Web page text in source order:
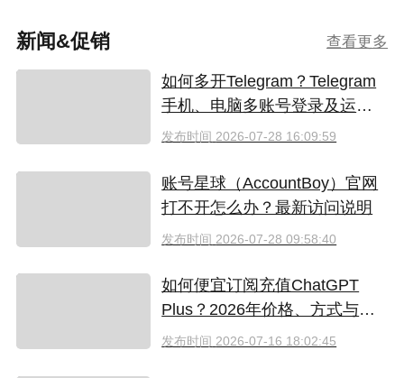
新闻&促销 查看更多
如何多开Telegram？Telegram
手机、电脑多账号登录及运营
指南
发布时间 2026-07-28 16:09:59
账号星球（AccountBoy）官网
打不开怎么办？最新访问说明
发布时间 2026-07-28 09:58:40
如何便宜订阅充值ChatGPT
Plus？2026年价格、方式与避
坑指南
发布时间 2026-07-16 18:02:45